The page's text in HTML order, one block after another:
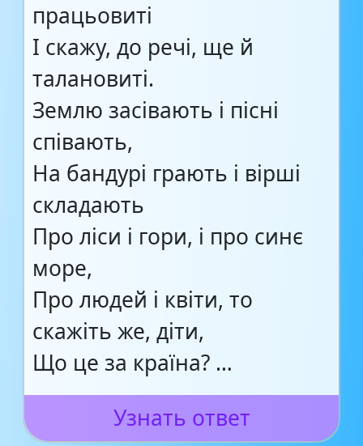
працьовиті
І скажу, до речі, ще й
талановиті.
Землю засівають і пісні
співають,
На бандурі грають і вірші
складають
Про ліси і гори, і про синє
море,
Про людей і квіти, то
скажіть же, діти,
Що це за країна? …
Узнать ответ